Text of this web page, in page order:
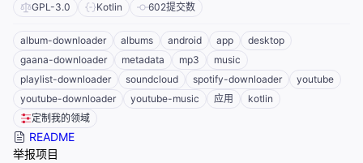
GPL-3.0 Kotlin 602提交数
album-downloader albums android app
desktop
gaana-downloader
metadata mp3
music
playlist-downloader
soundcloud spotify-downloader
youtube
youtube-downloader
youtube-music 应用
kotlin
定制我的领域
README
举报项目